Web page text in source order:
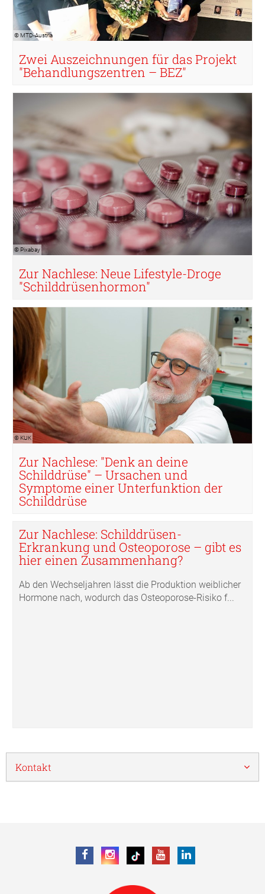
© MTD-Austria
Zwei Auszeichnungen für das Projekt
"Behandlungszentren – BEZ"
© Pixabay
Zur Nachlese: Neue Lifestyle-Droge
"Schilddrüsenhormon"
© KUK
Zur Nachlese: "Denk an deine
Schilddrüse" – Ursachen und
Symptome einer Unterfunktion der
Schilddrüse
Zur Nachlese: Schilddrüsen-
Erkrankung und Osteoporose – gibt es
hier einen Zusammenhang?
Ab den Wechseljahren lässt die Produktion weiblicher
Hormone nach, wodurch das Osteoporose-Risiko f...
Kontakt